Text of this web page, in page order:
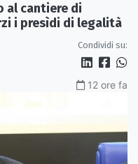
al cantiere di
i presìdi di legalità
Condividi su:
12 ore fa